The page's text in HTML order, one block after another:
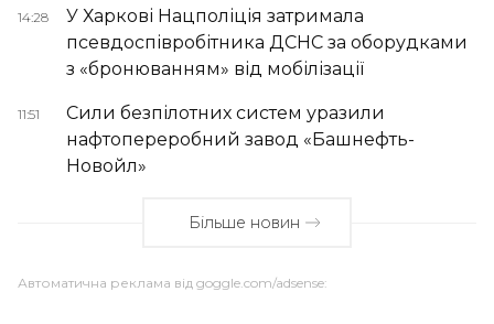
14:28
У Харкові Нацполіція затримала
псевдоспівробітника ДСНС за оборудками
з «бронюванням» від мобілізації
11:51
Сили безпілотних систем уразили
нафтопереробний завод «Башнефть-
Новойл»
Більше новин
Автоматична реклама від goggle.com/adsense: